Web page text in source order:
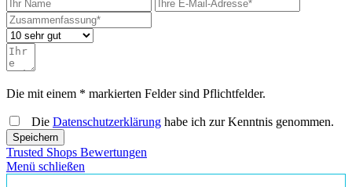
Die mit einem * markierten Felder sind Pflichtfelder.
Die Datenschutzerklärung habe ich zur Kenntnis genommen.
Speichern
Trusted Shops Bewertungen
Menü schließen